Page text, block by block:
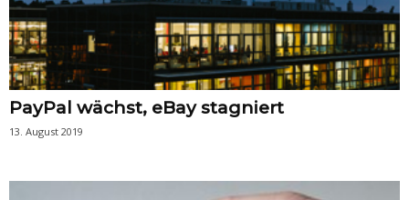
PayPal wächst, eBay stagniert
13. August 2019